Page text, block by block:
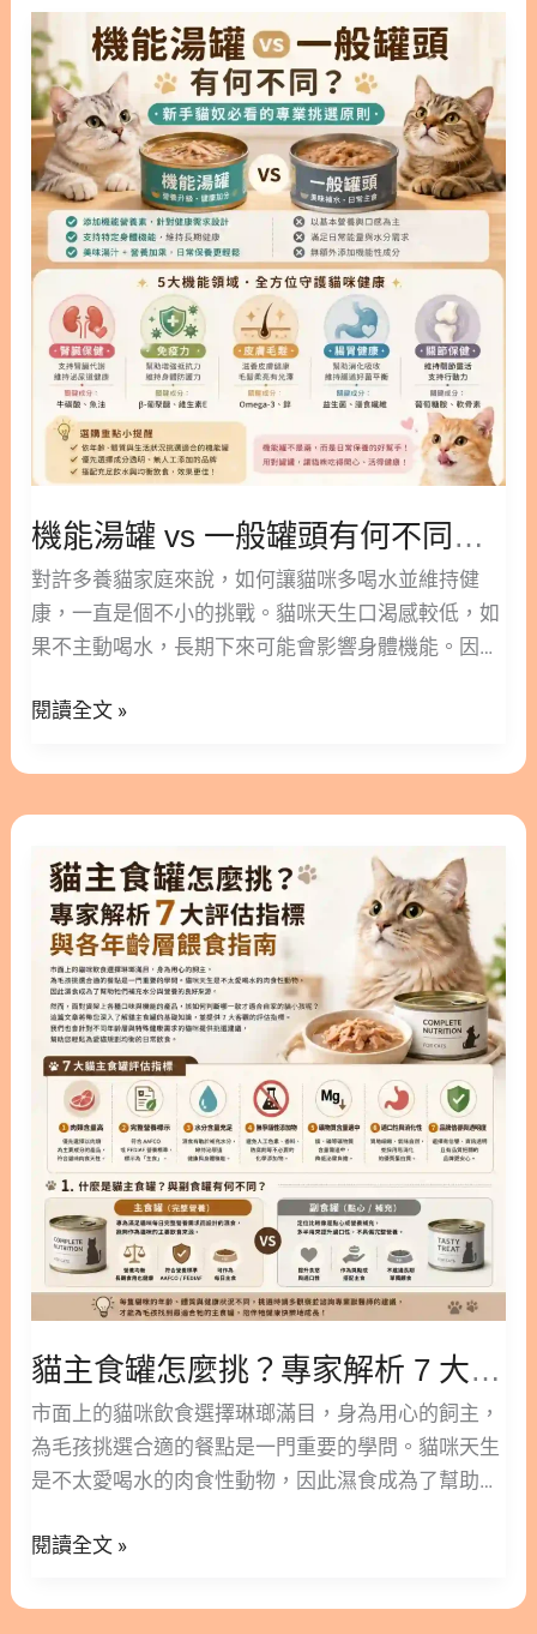
大的過濾壓力。 2. 貓急性腎衰竭與慢性腎臟病的差
異 在醫學上，腎臟功能衰退主要分為急性與慢性兩種
情況。貓急性腎衰竭通常發生得非常突然，可能因為
誤食百合花等有毒物質、尿道阻塞或嚴重脫水所引
起。這類型的損傷進展極快，但若能及時送醫並給予
適當治療，腎臟功能是有機會恢復的。 相對於急性發
作，慢性腎臟病則是一個緩慢且不可逆的過程。隨著
年紀增長，貓咪的腎
為家中寶貝找到最合適的飲食選擇。 隱藏/顯示內容
目錄 內容目錄 : 顯示/隱藏 1. 迷思破解：無穀飼料不
等於「零過敏」 2. 專為貓主子設計：貓無穀飼料與
貓咪無穀飼料怎麼挑？ 2.1. 無穀貓飼料適合哪些貓
咪？ 2.2. 挑選貓飼料無穀配方的注意事項 3. 汪星人
飲食解析：狗狗無穀飼料的真相 3.1. 狗狗真的需要狗
無穀飼料嗎？ 3.2. 無穀狗飼料與心臟病(DCM)的潛在
關聯 3.3. 有穀飼料 vs 無穀飼料：營養價值大比拼 4.
為毛孩挑選最合適的健康飲食 5. 無穀飼料常見問題
FAQ Q1：無穀飼料一定比有穀飼料更健康嗎？ Q2：
狗狗一直抓癢，換成無穀飼料就會好嗎？ Q3：吃無
穀飼料真的會導致狗狗得心臟病嗎？ Q4：我想幫貓
咪換成無穀飼料，應該怎麼做？ Q5：幼犬或幼貓也
適合吃無穀飼料嗎？ ○ 加入追蹤 林安安營養師粉絲
團，用營養蘊育健康！ 1. 迷思破解：無穀飼料不等
於「零過敏」 所謂的無穀飼料，主要是指配方中不包
含小麥、玉米、稻米或大麥等傳統穀類來源。取而代
之的，廠商通常會使用馬鈴薯、地瓜、豌豆或其他豆
類來作為碳水化合物的替代品。 許多飼主更換無穀配
方，是因為擔心穀物會引起毛孩過敏。但美國獸醫師
其實來自於動物性蛋白質，僅有15%來自於其他食
單純將飲食替換成無穀配方，並不代表就能完全解決
毛孩的過敏困擾。 2. 專為貓主子設計：貓無穀飼料
與貓咪無穀飼料怎麼挑？ 2.1. 無穀貓飼料適合哪些貓
咪？ 貓咪天生是肉食性動物，在自然環境中幾乎不會
主動攝取穀物。因此，貓無穀飼料在設計理念上，的
確較為貼近貓咪的原始飲食結構。 如果您的貓咪曾經
由獸醫確診對特定穀物過敏，那麼貓咪無穀飼料會是
一個相當不錯的選擇。此外，對於長期腸胃敏感的貓
咪來說，排除傳統穀物有時能
機能湯罐 vs 一般罐頭有何不同？新手貓奴必看的專業挑選原則
對許多養貓家庭來說，如何讓貓咪多喝水並維持健
康，一直是個不小的挑戰。貓咪天生口渴感較低，如
果不主動喝水，長期下來可能會影響身體機能。因
日常首選。 近年來，市面上推出了許多添加特定營養
本文林安安營養師將帶您深入了解這類產品的特色，
並從腎臟、免疫、皮膚、腸胃到關節等5大領域，為
您全面解析挑選重點。希望這篇文章能幫助您找到最
適合家中寶貝的專屬菜單。 ○ 加入追蹤 林安安營養
師粉絲團，用營養蘊育健康！ 隱藏/顯示內容目錄 內
容目錄 : 顯示/隱藏 1. 什麼是機能罐？為貓咪健康加
分的秘密 2. 貓機能罐怎麼挑？5大保健領域全解析
2.1. 腎臟與泌尿照護 2.2. 免疫力與情緒支持 2.3. 皮膚
與毛髮保養 2.4. 腸胃消化機能 2.5. 關節與行動力維護
3. 主食與副食的抉擇：貓機能主食罐的優勢 4. 打造
完美飲食：機能食罐與機能湯罐的搭配指南 5. 給貓
咪更好的生活，立即挑選適合的機能湯罐！ 6. 機能
湯罐常見問題 FAQ Q1：機能湯罐可以每天給貓咪吃
嗎？ Q2：挑嘴貓不愛吃主食罐怎麼辦？ Q3：機能湯
罐和補水湯包對於不愛喝水的貓咪真的有幫助嗎？
Q4：腎臟比較脆弱的熟齡貓可以吃嗎？ Q5：一般罐
頭跟機能罐的差別到底在哪裡？ 1. 什麼是機能罐？
為貓咪健康加分的秘密 市面上的貓咪罐頭種類繁多，
其中「機能罐」可以被理解為美味罐頭的升級版。這
類產品保留了傳統罐頭的高適口性與豐富水分，並額
外添加了針對特定健康需求的營養成分。例如，常見
的添加物包括Omega-3、葡萄糖胺、牛磺酸等，能幫
健食品，這類罐頭能讓貓咪在享受美食的過程中，自
能
湯
罐
vs
一
般
罐
頭
何
同？
新
奴
必
看
的
業
選
閱讀全文 »
貓主食罐怎麼挑？專家解析 7 大評估指標與各年齡層餵食指南
市面上的貓咪飲食選擇琳瑯滿目，身為用心的飼主，
為毛孩挑選合適的餐點是一門重要的學問。貓咪天生
是不太愛喝水的肉食性動物，因此濕食成為了幫助牠
種口味與機能的產品，該如何判斷哪一款才適合自家
貓主食罐的基礎知識，並提供 7 大客觀的評估指標。
主
食
怎
麼
挑？
專
析
大
評
估
標
與
各
年
層
食
閱讀全文 »